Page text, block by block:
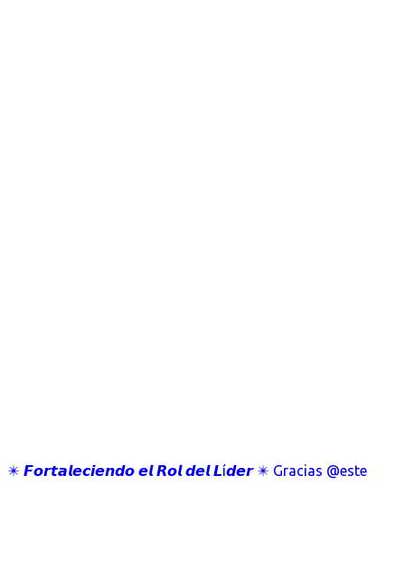
✴️ 𝙁𝙤𝙧𝙩𝙖𝙡𝙚𝙘𝙞𝙚𝙣𝙙𝙤 𝙚𝙡 𝙍𝙤𝙡 𝙙𝙚𝙡 𝙇í𝙙𝙚𝙧 ✴️ Gracias @este